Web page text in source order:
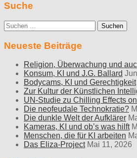
Suche
Suche
nach:
Neueste Beiträge
Religion, Überwachung und
Konsum, KI und J.G. Ballard
Bodycams, KI und Gerechtigkeit
Zur Kultur der Künstlichen
UN-Studie zu Chilling Effects
Die neofeudale Technokratie?
Die dunkle Welt der Aufklärer
Kameras, KI und ob’s was hilft
Menschen, die für KI arbeiten
Das Eliza-Project Mai 11, 2026